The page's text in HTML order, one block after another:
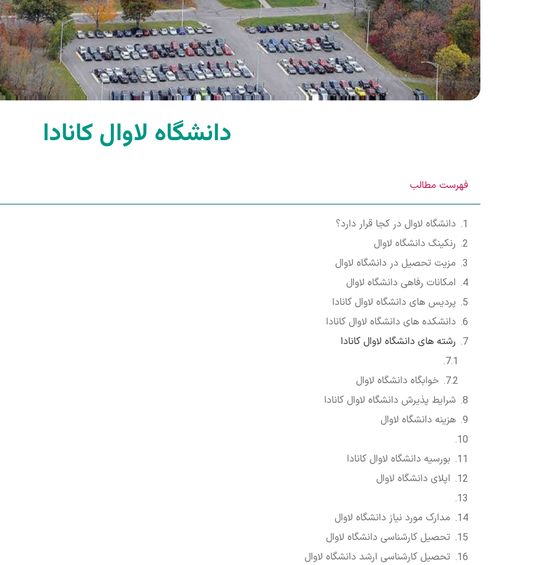
دانشگاه لاوال کانادا
فهرست مطالب
دانشگاه لاوال در کجا قرار دارد؟
رنکینگ دانشگاه لاوال
مزیت تحصیل در دانشگاه لاوال
امکانات رفاهی دانشگاه لاوال
پردیس های دانشگاه لاوال کانادا
دانشکده های دانشگاه لاوال کانادا
رشته های دانشگاه لاوال کانادا
خوابگاه دانشگاه لاوال
شرایط پذیرش دانشگاه لاوال کانادا
هزینه دانشگاه لاوال
بورسیه دانشگاه لاوال کانادا
اپلای دانشگاه لاوال
مدارک مورد نیاز دانشگاه لاوال
تحصیل کارشناسی دانشگاه لاوال
تحصیل کارشناسی ارشد دانشگاه لاوال